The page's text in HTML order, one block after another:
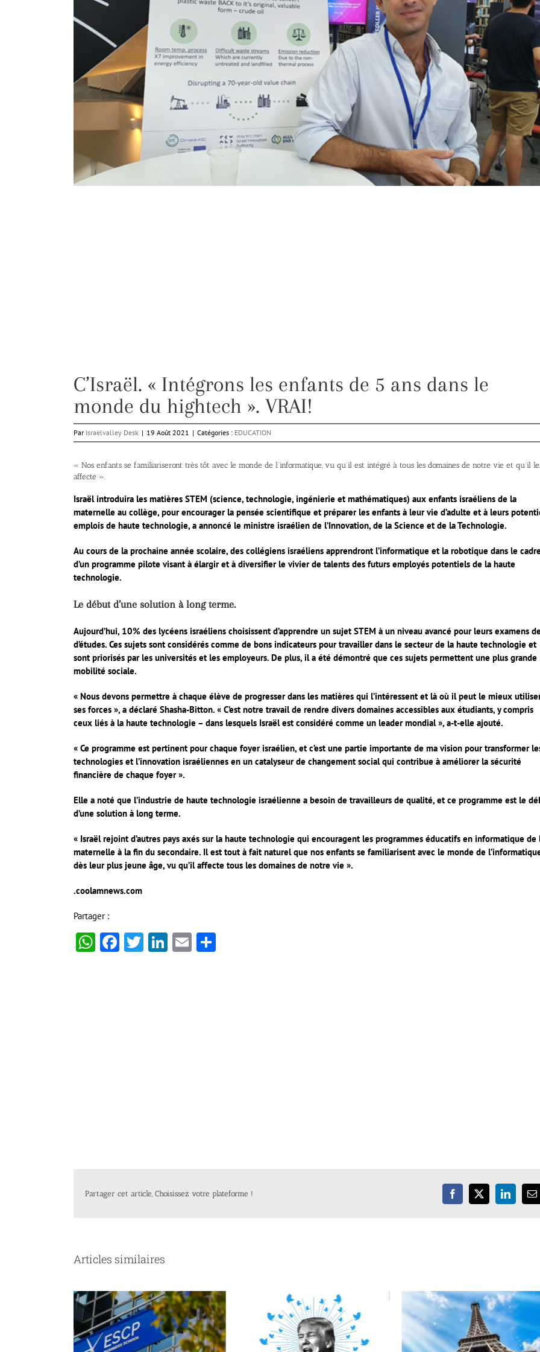
C’Israël. « Intégrons les enfants de 5 ans dans le
monde du hightech ». VRAI!
Par Israelvalley Desk | 19 Août 2021 | Catégories : EDUCATION
« Nos enfants se familiariseront très tôt avec le monde de l’informatique, vu qu’il est intégré à tous les domaines de notre vie et qu’il
affecte ».
Israël introduira les matières STEM (science, technologie, ingénierie et mathématiques) aux enfants israéliens de la
maternelle au collège, pour encourager la pensée scientifique et préparer les enfants à leur vie d’adulte et à leurs
emplois de haute technologie, a annoncé le ministre israélien de l’Innovation, de la Science et de la Technologie.
Au cours de la prochaine année scolaire, des collégiens israéliens apprendront l’informatique et la robotique dans le
d’un programme pilote visant à élargir et à diversifier le vivier de talents des futurs employés potentiels de la haute
technologie.
Le début d’une solution à long terme.
Aujourd’hui, 10% des lycéens israéliens choisissent d’apprendre un sujet STEM à un niveau avancé pour leurs examens
d’études. Ces sujets sont considérés comme de bons indicateurs pour travailler dans le secteur de la haute technologie et
sont priorisés par les universités et les employeurs. De plus, il a été démontré que ces sujets permettent une plus grande
mobilité sociale.
« Nous devons permettre à chaque élève de progresser dans les matières qui l’intéressent et là où il peut le mieux
ses forces », a déclaré Shasha-Bitton. « C’est notre travail de rendre divers domaines accessibles aux étudiants, y compris
ceux liés à la haute technologie – dans lesquels Israël est considéré comme un leader mondial », a-t-elle ajouté.
« Ce programme est pertinent pour chaque foyer israélien, et c’est une partie importante de ma vision pour transformer
technologies et l’innovation israéliennes en un catalyseur de changement social qui contribue à améliorer la sécurité
financière de chaque foyer ».
Elle a noté que l’industrie de haute technologie israélienne a besoin de travailleurs de qualité, et ce programme est le
d’une solution à long terme.
« Israël rejoint d’autres pays axés sur la haute technologie qui encouragent les programmes éducatifs en informatique de
maternelle à la fin du secondaire. Il est tout à fait naturel que nos enfants se familiarisent avec le monde de
dès leur plus jeune âge, vu qu’il affecte tous les domaines de notre vie ».
.coolamnews.com
Partager :
WhatsApp
Facebook
Twitter
LinkedIn
Email
Partager cet article, Choisissez votre plateforme ! Facebook
X LinkedIn
Articles similaires